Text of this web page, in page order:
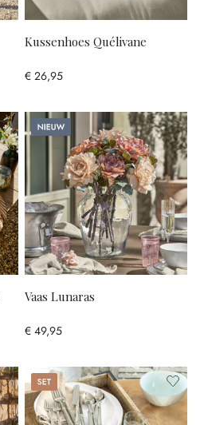
Kussenhoes Quélivane
€ 26,95
Nieuw
Vaas Lunaras
€ 49,95
Set